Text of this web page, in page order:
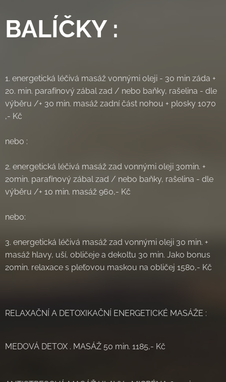
BALÍČKY :
1. energetická léčivá masáž vonnými oleji - 30 min záda +
20. min. parafínový zábal zad / nebo baňky, rašelina - dle
výběru /+ 30 min. masáž zadní část nohou + plosky 1070
,- Kč
nebo :
2. energetická léčivá masáž zad vonnými oleji 30min. +
20min. parafínový zábal zad / nebo baňky, rašelina - dle
výběru /+ 10 min. masáž 960,- Kč
nebo:
3. energetická léčivá masáž zad vonnými oleji 30 min. +
masáž hlavy, uší, obličeje a dekoltu 30 min. Jako bonus
20min. relaxace s pleťovou maskou na obličej 1580,- Kč
RELAXAČNÍ A DETOXIKAČNÍ ENERGETICKÉ MASÁŽE :
MEDOVÁ DETOX . MASÁŽ 50 min. 1185,- Kč